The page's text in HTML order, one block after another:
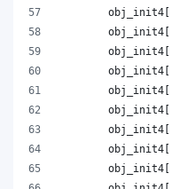
obj_init4 [
obj_init4 [
obj_init4 [
obj_init4 [
obj_init4 [
obj_init4 [
obj_init4 [
obj_init4 [
obj_init4 [